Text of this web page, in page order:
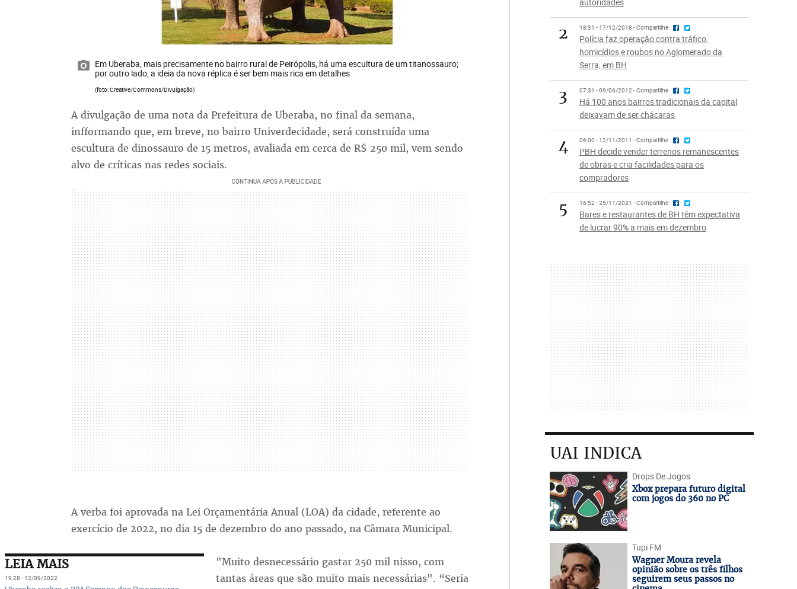
Em Uberaba, mais precisamente no bairro rural de Peirópolis, há uma escultura de um titanossauro;
por outro lado, a ideia da nova réplica é ser bem mais rica em detalhes
(foto: Creative/Commons/Divulgação)
A divulgação de uma nota da Prefeitura de Uberaba, no final da semana,
infformando que, em breve, no bairro Univerdecidade, será construída uma
escultura de dinossauro de 15 metros, avaliada em cerca de R$ 250 mil, vem sendo
alvo de críticas nas redes sociais.
A verba foi aprovada na Lei Orçamentária Anual (LOA) da cidade, referente ao
exercício de 2022, no dia 15 de dezembro do ano passado, na Câmara Municipal.
LEIA MAIS
19:28 - 12/09/2022
"Muito desnecessário gastar 250 mil nisso, com
tantas áreas que são muito mais necessárias". “Seria
2 18:31 - 17/12/2018 - Compartilhe
Polícia faz operação contra tráfico,
homicídios e roubos no Aglomerado da
Serra, em BH
3 07:31 - 09/06/2012 - Compartilhe
Há 100 anos bairros tradicionais da capital
deixavam de ser chácaras
4 06:00 - 12/11/2011 - Compartilhe
PBH decide vender terrenos remanescentes
de obras e cria facilidades para os
compradores
5 16:52 - 25/11/2021 - Compartilhe
Bares e restaurantes de BH têm expectativa
de lucrar 90% a mais em dezembro
UAI INDICA
Drops De Jogos
Xbox prepara futuro digital
com jogos do 360 no PC
Tupi FM
Wagner Moura revela
opinião sobre os três filhos
seguirem seus passos no